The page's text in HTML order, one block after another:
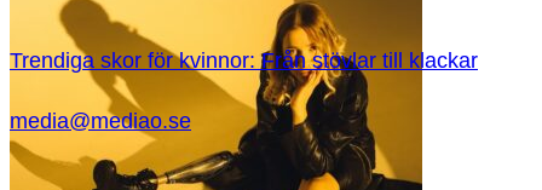
Trendiga skor för kvinnor: Från stövlar till klackar
media@mediao.se